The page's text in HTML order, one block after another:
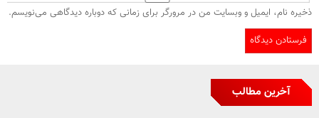
ذخیره نام، ایمیل و وبسایت من در مرورگر برای زمانی که دوباره دیدگاهی می‌نویسم.
آخرین مطالب